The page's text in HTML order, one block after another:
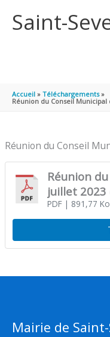
Saint-
Accueil
Téléchargements
Réunion du Conseil Municipal
Réunion du Conseil
Réunion
juillet 2023
PDF| 891,77 Ko
Mairie de